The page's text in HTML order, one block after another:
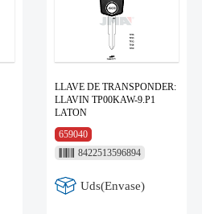
LLAVE DE TRANSPONDER:
LLAVIN TP00KAW-9.P1
LATON
659040
8422513596894
Uds(Envase)